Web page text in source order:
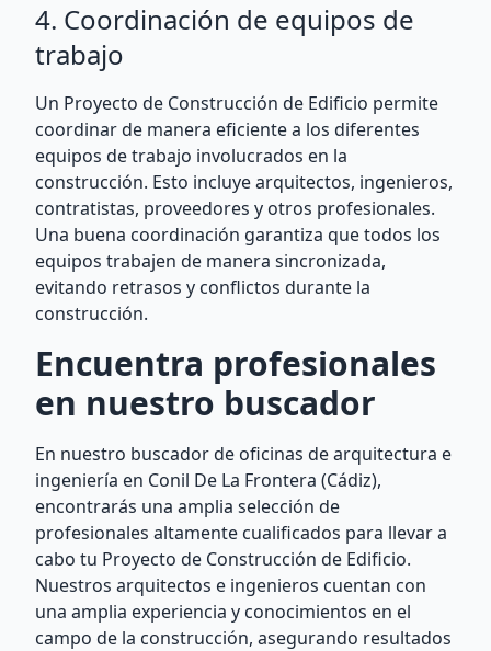
4. Coordinación de equipos de
trabajo
Un Proyecto de Construcción de Edificio permite
coordinar de manera eficiente a los diferentes
equipos de trabajo involucrados en la
construcción. Esto incluye arquitectos, ingenieros,
contratistas, proveedores y otros profesionales.
Una buena coordinación garantiza que todos los
equipos trabajen de manera sincronizada,
evitando retrasos y conflictos durante la
construcción.
Encuentra profesionales
en nuestro buscador
En nuestro buscador de oficinas de arquitectura e
ingeniería en Conil De La Frontera (Cádiz),
encontrarás una amplia selección de
profesionales altamente cualificados para llevar a
cabo tu Proyecto de Construcción de Edificio.
Nuestros arquitectos e ingenieros cuentan con
una amplia experiencia y conocimientos en el
campo de la construcción, asegurando resultados